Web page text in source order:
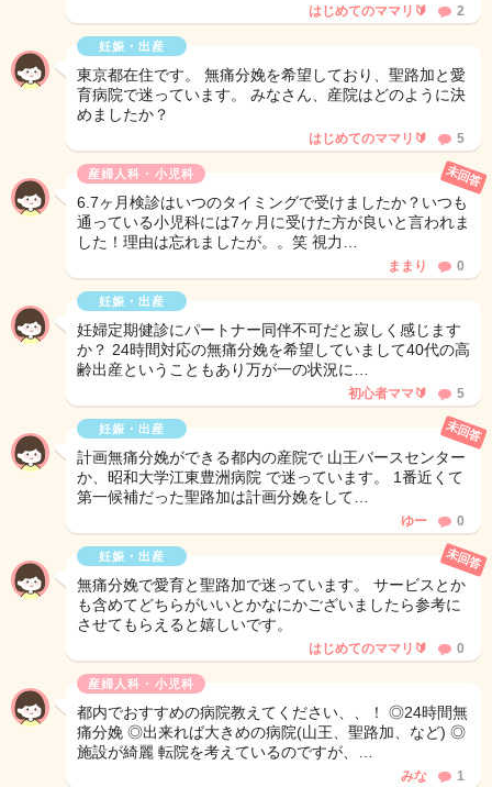
はじめてのママリ🔰 2
妊娠・出産
東京都在住です。 無痛分娩を希望しており、聖路加と愛
育病院で迷っています。 みなさん、産院はどのように決
めましたか？
はじめてのママリ🔰 5
産婦人科・小児科
6.7ヶ月検診はいつのタイミングで受けましたか？いつも
通っている小児科には7ヶ月に受けた方が良いと言われま
した！理由は忘れましたが。。笑 視力…
未回答
ままり 0
妊娠・出産
妊婦定期健診にパートナー同伴不可だと寂しく感じます
か？ 24時間対応の無痛分娩を希望していまして40代の高
齢出産ということもあり万が一の状況に…
初心者ママ🔰 5
妊娠・出産
計画無痛分娩ができる都内の産院で 山王バースセンター
か、昭和大学江東豊洲病院 で迷っています。 1番近くて
第一候補だった聖路加は計画分娩をして…
未回答
ゆー 0
妊娠・出産
無痛分娩で愛育と聖路加で迷っています。 サービスとか
も含めてどちらがいいとかなにかございましたら参考に
させてもらえると嬉しいです。
未回答
はじめてのママリ🔰 0
産婦人科・小児科
都内でおすすめの病院教えてください、、！ ◎24時間無
痛分娩 ◎出来れば大きめの病院(山王、聖路加、など) ◎
施設が綺麗 転院を考えているのですが、…
みな 1